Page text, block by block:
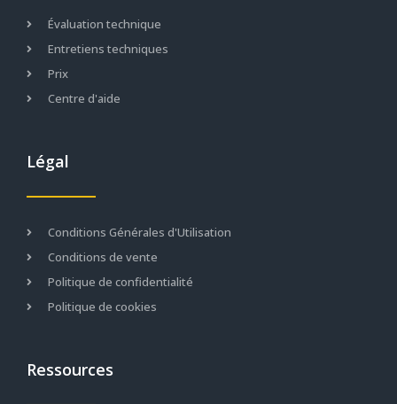
Évaluation technique
Entretiens techniques
Prix
Centre d'aide
Légal
Conditions Générales d'Utilisation
Conditions de vente
Politique de confidentialité
Politique de cookies
Ressources